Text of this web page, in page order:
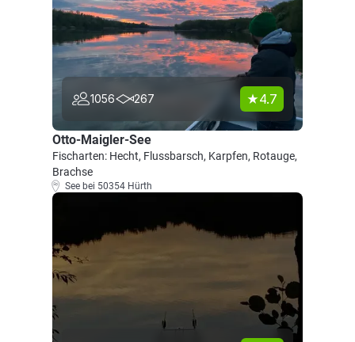
1056 267 4.7
Otto-Maigler-See
Fischarten: Hecht, Flussbarsch, Karpfen, Rotauge,
Brachse
See bei 50354 Hürth